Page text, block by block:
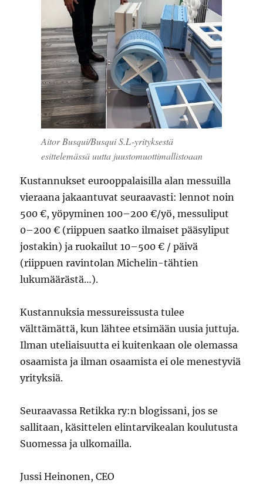
Aitor Busqui/Busqui S.L-yrityksestä
esittelemässä uutta juustomuottimallistoaan
Kustannukset eurooppalaisilla alan messuilla
vieraana jakaantuvat seuraavasti: lennot noin
500 €, yöpyminen 100–200 €/yö, messuliput
0–200 € (riippuen saatko ilmaiset pääsyliput
jostakin) ja ruokailut 10–500 € / päivä
(riippuen ravintolan Michelin-tähtien
lukumäärästä…).
Kustannuksia messureissusta tulee
välttämättä, kun lähtee etsimään uusia juttuja.
Ilman uteliaisuutta ei kuitenkaan ole olemassa
osaamista ja ilman osaamista ei ole menestyviä
yrityksiä.
Seuraavassa Retikka ry:n blogissani, jos se
sallitaan, käsittelen elintarvikealan koulutusta
Suomessa ja ulkomailla.
Jussi Heinonen, CEO